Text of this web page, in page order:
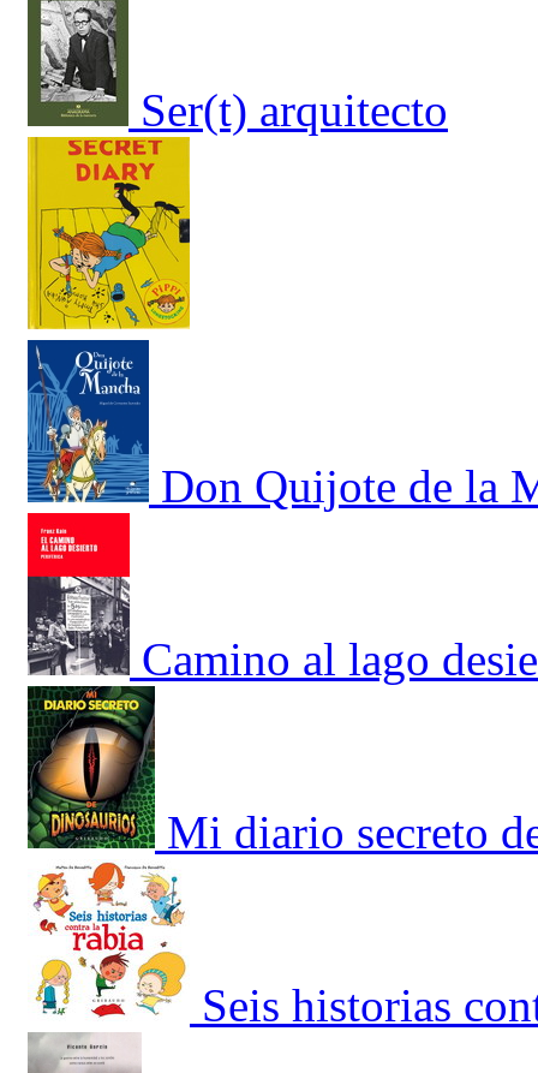
Ser(t) arquitecto
Don Quijote de la
Camino al lago
Mi diario secreto
Seis historias